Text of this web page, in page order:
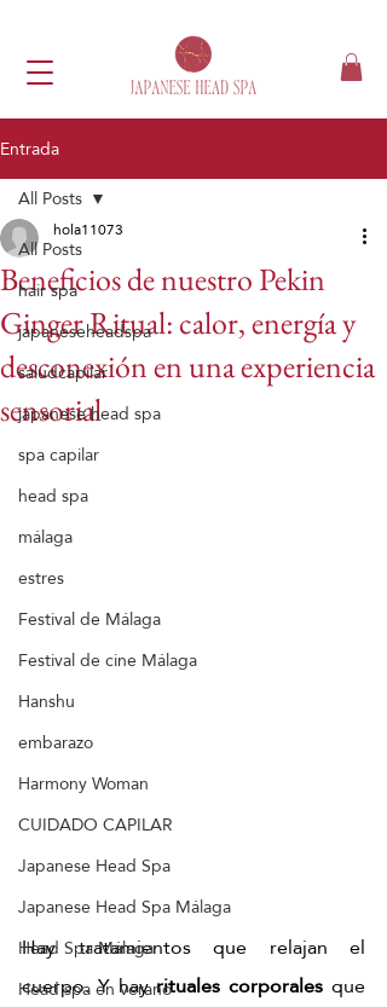
Entrada
All Posts
hair spa
japaneseheadspa
saludcapilar
japanese head spa
spa capilar
head spa
málaga
estres
Festival de Málaga
Festival de cine Málaga
Hanshu
embarazo
Harmony Woman
CUIDADO CAPILAR
Japanese Head Spa
Japanese Head Spa Málaga
Head Spa Málaga
Head spa en verano
All Posts
Beneficios de nuestro Pekin
Ginger Ritual: calor, energía y
desconexión en una experiencia
sensorial
hola11073
Hay tratamientos que relajan el
cuerpo. Y hay rituales corporales que